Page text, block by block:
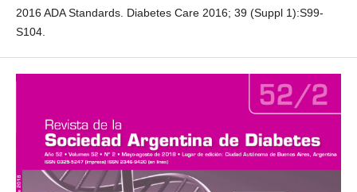
2016 ADA Standards. Diabetes Care 2016; 39 (Suppl 1):S99-
S104.